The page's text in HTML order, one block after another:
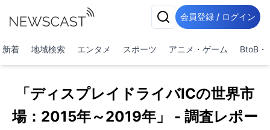
会員登録 / ログイン
新着 地域検索 エンタメ スポーツ アニメ・ゲーム BtoB・
「ディスプレイドライバICの世界市
場：2015年～2019年」 - 調査レポー